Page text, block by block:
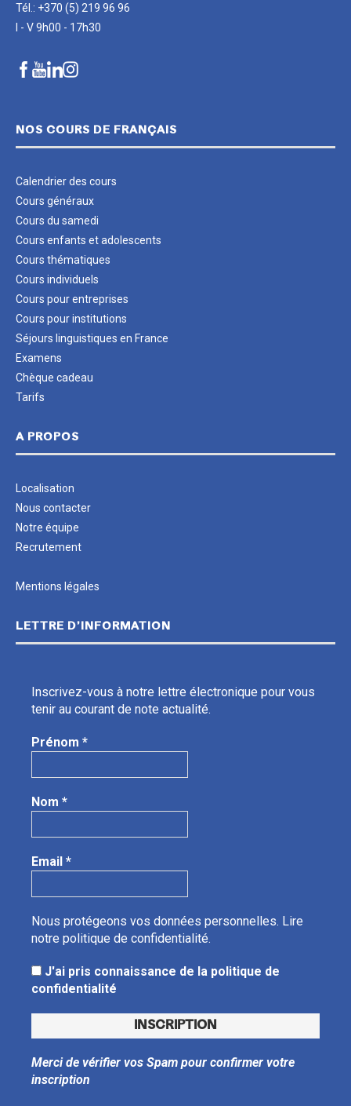
Tél.: +370 (5) 219 96 96
I - V 9h00 - 17h30
NOS COURS DE FRANÇAIS
Calendrier des cours
Cours généraux
Cours du samedi
Cours enfants et adolescents
Cours thématiques
Cours individuels
Cours pour entreprises
Cours pour institutions
Séjours linguistiques en France
Examens
Chèque cadeau
Tarifs
A PROPOS
Localisation
Nous contacter
Notre équipe
Recrutement
Mentions légales
LETTRE D’INFORMATION
Inscrivez-vous à notre lettre électronique pour vous
tenir au courant de note actualité.
Prénom *
Nom *
Email *
Nous protégeons vos données personnelles. Lire
notre politique de confidentialité.
J'ai pris connaissance de la politique de
confidentialité
Merci de vérifier vos Spam pour confirmer votre
inscription